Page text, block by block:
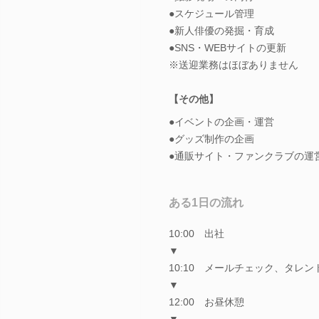
●スケジュール管理
●新人俳優の発掘・育成
●SNS・WEBサイトの更新
※送迎業務はほぼありません
【その他】
●イベントの企画・運営
●グッズ制作の企画
●通販サイト・ファンクラブの運
ある1日の流れ
10:00 出社
▼
10:10 メールチェック、タレン
▼
12:00 お昼休憩